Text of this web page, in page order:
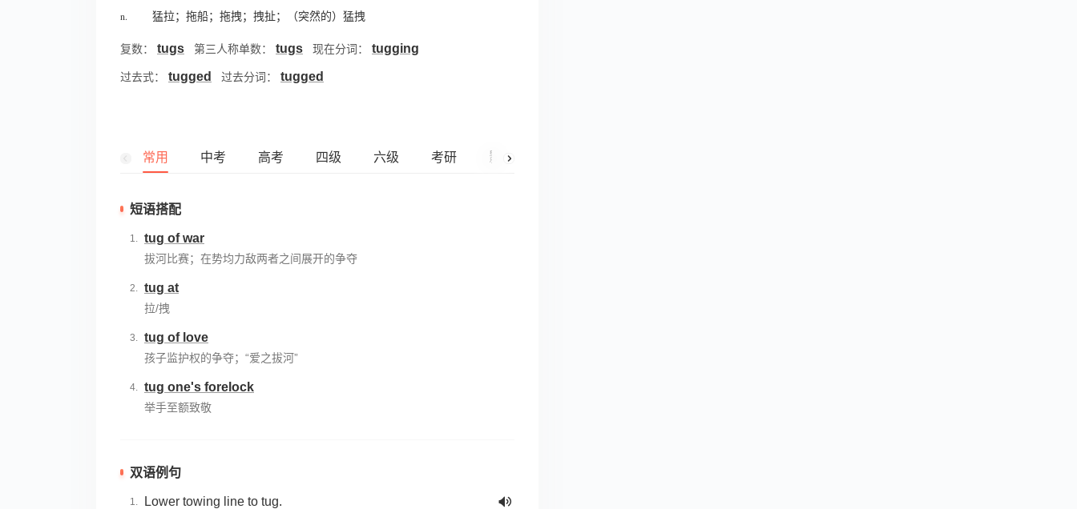
n.
猛拉；拖船；拖拽；拽扯；（突然的）猛拽
复数： tugs 第三人称单数： tugs 现在分词： tugging
过去式： tugged 过去分词： tugged
常用 中考 高考 四级 六级 考研 影视原声
短语搭配
tug of war
拔河比赛；在势均力敌两者之间展开的争夺
tug at
拉/拽
tug of love
孩子监护权的争夺；“爱之拔河”
tug one's forelock
举手至额致敬
双语例句
Lower towing line to tug.